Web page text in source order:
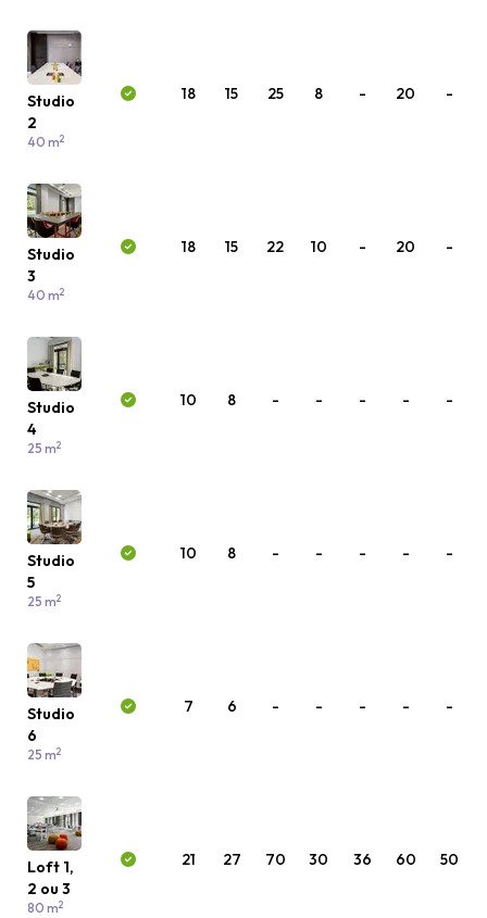
Studio
2
40 m2
18 15 25 8 - 20 -
Studio
3
40 m2
18 15 22 10 - 20 -
Studio
4
25 m2
10 8 - - - - -
Studio
5
25 m2
10 8 - - - - -
Studio
6
25 m2
7 6 - - - - -
Loft 1,
2 ou 3
80 m2
21 27 70 30 36 60 50